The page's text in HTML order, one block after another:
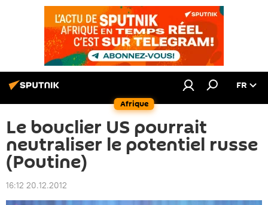
Afrique
FR
Le bouclier US pourrait
neutraliser le potentiel russe
(Poutine)
16:12 20.12.2012